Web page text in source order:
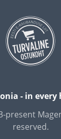
- in every
present
reserved.